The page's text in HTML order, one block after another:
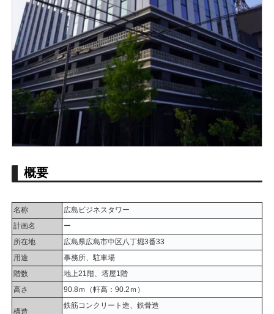
概要
名称
広島ビジネスタワー
計画名
ー
所在地
広島県広島市中区八丁堀3番33
用途
事務所、駐車場
階数
地上21階、塔屋1階
高さ
90.8ｍ（軒高：90.2ｍ）
構造
鉄筋コンクリート造、鉄骨造